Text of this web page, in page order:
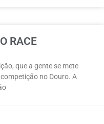
RACE
que a gente se mete
no Douro. A